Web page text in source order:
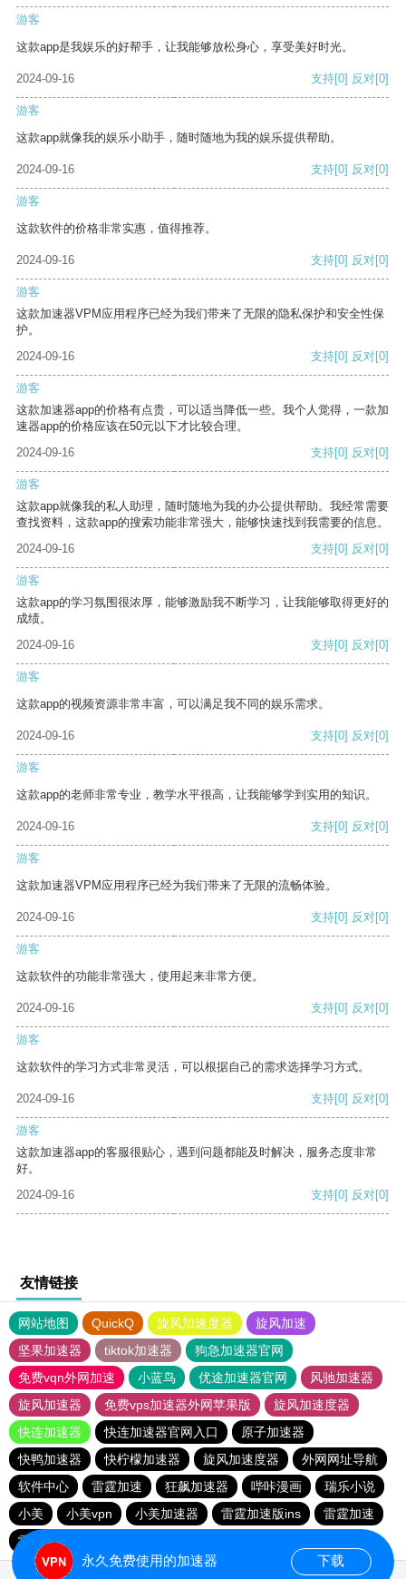
游客
这款app是我娱乐的好帮手，让我能够放松身心，享受美好时光。
2024-09-16 支持[0] 反对[0]
游客
这款app就像我的娱乐小助手，随时随地为我的娱乐提供帮助。
2024-09-16 支持[0] 反对[0]
游客
这款软件的价格非常实惠，值得推荐。
2024-09-16 支持[0] 反对[0]
游客
这款加速器VPM应用程序已经为我们带来了无限的隐私保护和安全性保
护。
2024-09-16
支持[0] 反对[0]
游客
这款加速器app的价格有点贵，可以适当降低一些。我个人觉得，一款加
速器app的价格应该在50元以下才比较合理。
2024-09-16
支持[0] 反对[0]
游客
这款app就像我的私人助理，随时随地为我的办公提供帮助。我经常需要
查找资料，这款app的搜索功能非常强大，能够快速找到我需要的信息。
2024-09-16
支持[0] 反对[0]
游客
这款app的学习氛围很浓厚，能够激励我不断学习，让我能够取得更好的
成绩。
2024-09-16
支持[0] 反对[0]
游客
这款app的视频资源非常丰富，可以满足我不同的娱乐需求。
2024-09-16 支持[0] 反对[0]
游客
这款app的老师非常专业，教学水平很高，让我能够学到实用的知识。
2024-09-16 支持[0] 反对[0]
游客
这款加速器VPM应用程序已经为我们带来了无限的流畅体验。
2024-09-16 支持[0] 反对[0]
游客
这款软件的功能非常强大，使用起来非常方便。
2024-09-16 支持[0] 反对[0]
游客
这款软件的学习方式非常灵活，可以根据自己的需求选择学习方式。
2024-09-16 支持[0] 反对[0]
游客
这款加速器app的客服很贴心，遇到问题都能及时解决，服务态度非常
好。
2024-09-16
支持[0] 反对[0]
友情链接
网站地图 QuickQ 旋风加速度器
旋风加速
坚果加速器
tiktok加速器
狗急加速器官网
免费vqn外网加速
小蓝鸟 优途加速器官网
风驰加速器
旋风加速器
免费vps加速器外网苹果版
旋风加速度器
快连加速器
快连加速器官网入口
原子加速器
快鸭加速器
快柠檬加速器 旋风加速度器
外网网址导航
软件中心
雷霆加速 狂飙加速器 哔咔漫画
瑞乐小说
小美
小美vpn 小美加速器 雷霆加速版ins
雷霆加速
雷霆加速下载
永久免费使用的加速器 下载